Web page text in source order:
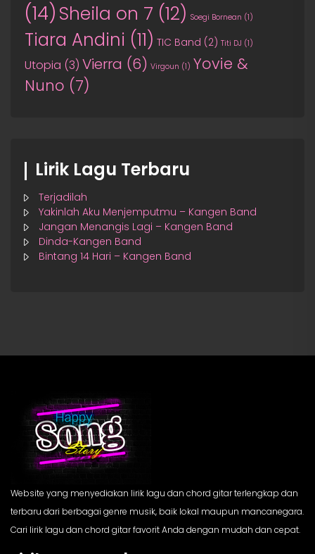
(14) Sheila on 7 (12) Soegi Bornean (1)
Tiara Andini (11) TIC Band (2) Titi DJ (1)
Utopia (3) Vierra (6) Virgoun (1) Yovie &
Nuno (7)
Lirik Lagu Terbaru
Terjadilah
Yakinlah Aku Menjemputmu – Kangen Band
Jangan Menangis Lagi – Kangen Band
Dinda-Kangen Band
Bintang 14 Hari – Kangen Band
Website yang menyediakan lirik lagu dan chord gitar terlengkap dan
terbaru dari berbagai genre musik, baik lokal maupun mancanegara.
Cari lirik lagu dan chord gitar favorit Anda dengan mudah dan cepat.